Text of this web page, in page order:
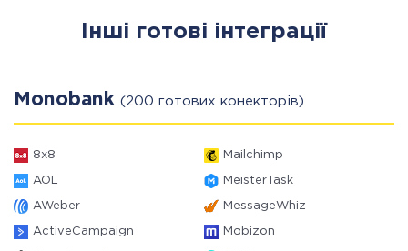
Інші готові інтеграції
Monobank (200 готових конекторів)
8x8 Mailchimp
AOL MeisterTask
AWeber MessageWhiz
ActiveCampaign Mobizon